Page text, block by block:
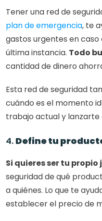
Tener una red de
plan de emergencia, te
gastos urgentes en
última instancia. Todo
cantidad de dinero
Esta red de seguridad
cuándo es el momento
trabajo actual y lanzarte
4. Define tu
Si quieres ser tu propio
seguridad de qué
a quiénes. Lo que te
establecer el precio de